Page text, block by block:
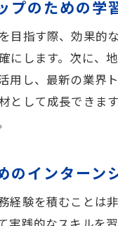
プのための学
目指す際、効果的
にします。次に、
用し、最新の業界
として成長できま
のインターン
経験を積むことは